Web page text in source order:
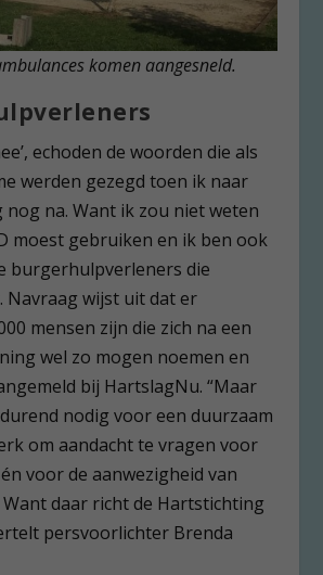
komen aangesneld.
echoden de woorden die als
werden gezegd toen ik naar
nog na. Want ik zou niet weten
moest gebruiken en ik ben ook
burgerhulpverleners die
Navraag wijst uit dat er
mensen zijn die zich na een
wel zo mogen noemen en
bij HartslagNu. “Maar
nodig voor een duurzaam
om aandacht te vragen voor
voor de aanwezigheid van
Want daar richt de Hartstichting
persvoorlichter Brenda